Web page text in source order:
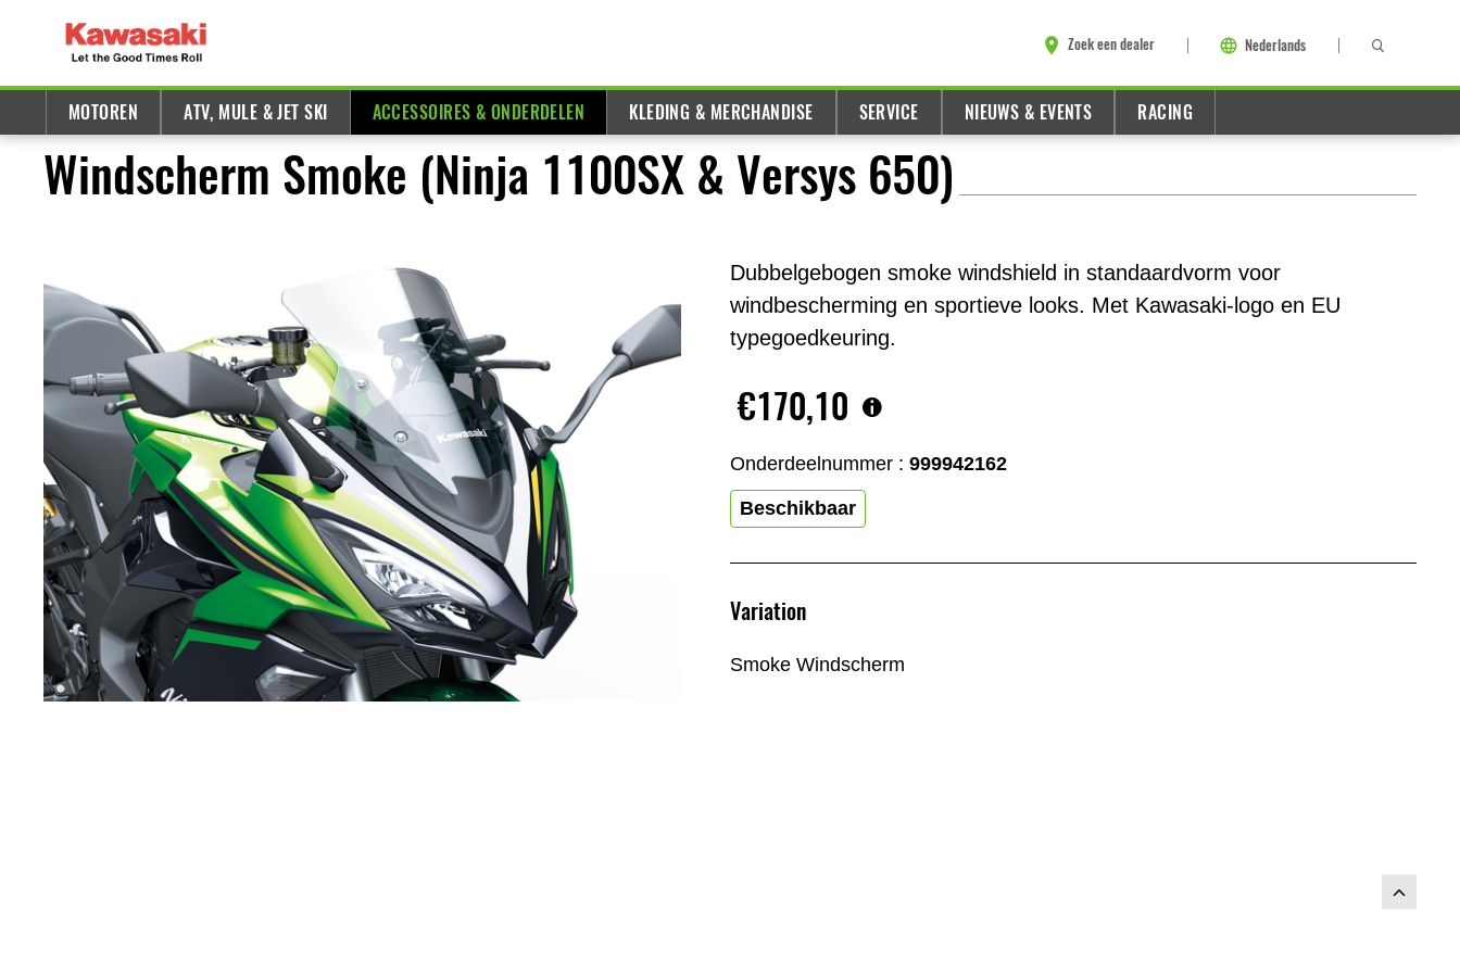
Zoek een dealer Nederlands
MOTOREN ATV, MULE & JET SKI ACCESSOIRES & ONDERDELEN KLEDING & MERCHANDISE SERVICE NIEUWS & EVENTS RACING
Windscherm Smoke (Ninja 1100SX & Versys 650)
Dubbelgebogen smoke windshield in standaardvorm voor
windbescherming en sportieve looks. Met Kawasaki-logo en EU
typegoedkeuring.
€170,10
Onderdeelnummer : 999942162
Beschikbaar
Variation
Smoke Windscherm